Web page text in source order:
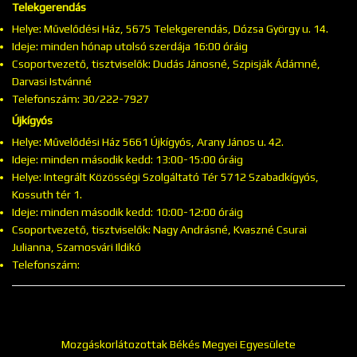
Telekgerendás
Helye: Művelődési Ház, 5675 Telekgerendás, Dózsa György u. 14.
Ideje: minden hónap utolsó szerdája 16:00 óráig
Csoportvezető, tisztviselők: Dudás Jánosné, Szpisják Ádámné,
Darvasi Istvánné
Telefonszám: 30/222-7927
Újkígyós
Helye: Művelődési Ház 5661 Újkígyós, Arany János u. 42.
Ideje: minden második kedd: 13:00-15:00 óráig
Helye: Integrált Közösségi Szolgáltató Tér 5712 Szabadkígyós,
Kossuth tér 1.
Ideje: minden második kedd: 10:00-12:00 óráig
Csoportvezető, tisztviselők: Nagy Andrásné, Kvaszné Csurai
Julianna, Szamosvári Ildikó
Telefonszám:
Mozgáskorlátozottak Békés Megyei Egyesülete